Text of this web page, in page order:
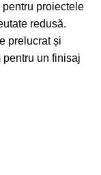
proiectele
redusă.
prelucrat și
un finisaj